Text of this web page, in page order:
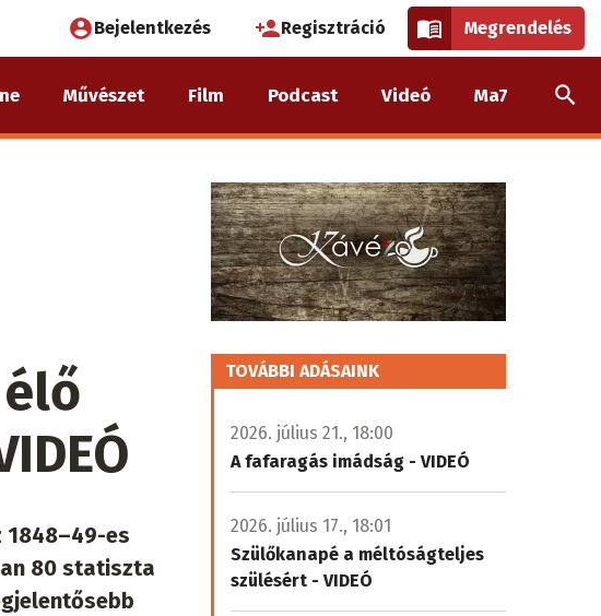
Felhasználói
fiók
menüje
Bejelentkezés Regisztráció Megrendelés
Művészet Film Podcast Videó Ma7
1848–49-es
80 statiszta
TOVÁBBI ADÁSAINK
2026. július 21., 18:00
A fafaragás imádság - VIDEÓ
2026. július 17., 18:01
Szülőkanapé a méltóságteljes
szülésért - VIDEÓ